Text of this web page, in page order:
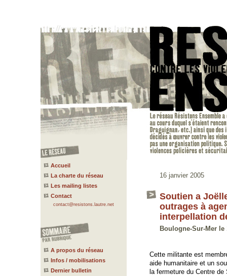
Accueil
La charte du réseau
Les mailing listes
Contact
contact@resistons.lautre.net
A propos du réseau
Infos / mobilisations
Dernier bulletin
16 janvier 2005
Soutien a
outrages à
interpellation
Boulogne-Sur-Mer le
Cette militante est
aide humanitaire et un
la fermeture du Centre